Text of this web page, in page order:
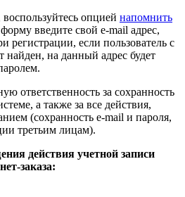
опцией напомнить
введите свой e-mail адрес,
регистрации, если пользователь с
найден, на данный адрес будет
ответственность за сохранность
а также за все действия,
(сохранность e-mail и пароля,
третьим лицам).
действия учетной записи
заказа: